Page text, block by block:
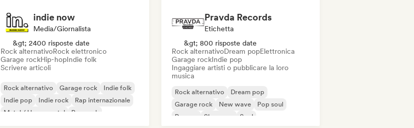
indie now
Media/Giornalista
&gt; 2400 risposte date
Rock alternativoRock elettronico
Garage rockHip-hopIndie folk
Scrivere articoli
Rock alternativo Garage rock
Indie folk
Indie pop
Indie rock
Rap internazionale
Metal / Heavy metal
Pop rock
Pravda Records
Etichetta
&gt; 800 risposte date
Rock alternativoDream popElettronica
Garage rockIndie pop
Ingaggiare artisti o pubblicare la loro
musica
Rock alternativo
Dream pop
Garage rock
New wave
Pop soul
Reggae
Shoegaze Soul